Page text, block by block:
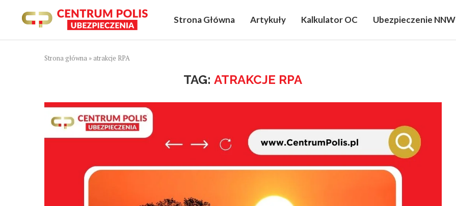
Strona Główna Artykuły Kalkulator OC Ubezpieczenie NNW
Strona główna » atrakcje RPA
TAG:ATRAKCJE RPA